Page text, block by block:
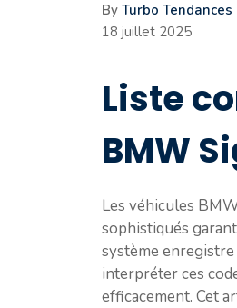
By Turbo Tendances
18 juillet 2025
Liste
BMW
Les véhicules
sophistiqués
système enregistre
interpréter ces
efficacement. Cet